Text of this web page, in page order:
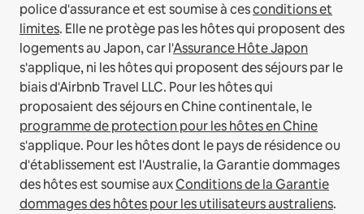
police d'assurance et est soumise à cesconditions et
limites. Elle ne protège pas les hôtes qui proposent des
logements au Japon, car l'Assurance Hôte Japon
s'applique, ni les hôtes qui proposent des séjours par le
biais d'Airbnb Travel LLC. Pour les hôtes qui
proposaient des séjours en Chine continentale, le
programme de protection pour les hôtes en Chine
s'applique. Pour les hôtes dont le pays de résidence ou
d'établissement est l'Australie, la Garantie dommages
des hôtes est soumise auxConditions de la Garantie
dommages des hôtes pour les utilisateurs australiens.